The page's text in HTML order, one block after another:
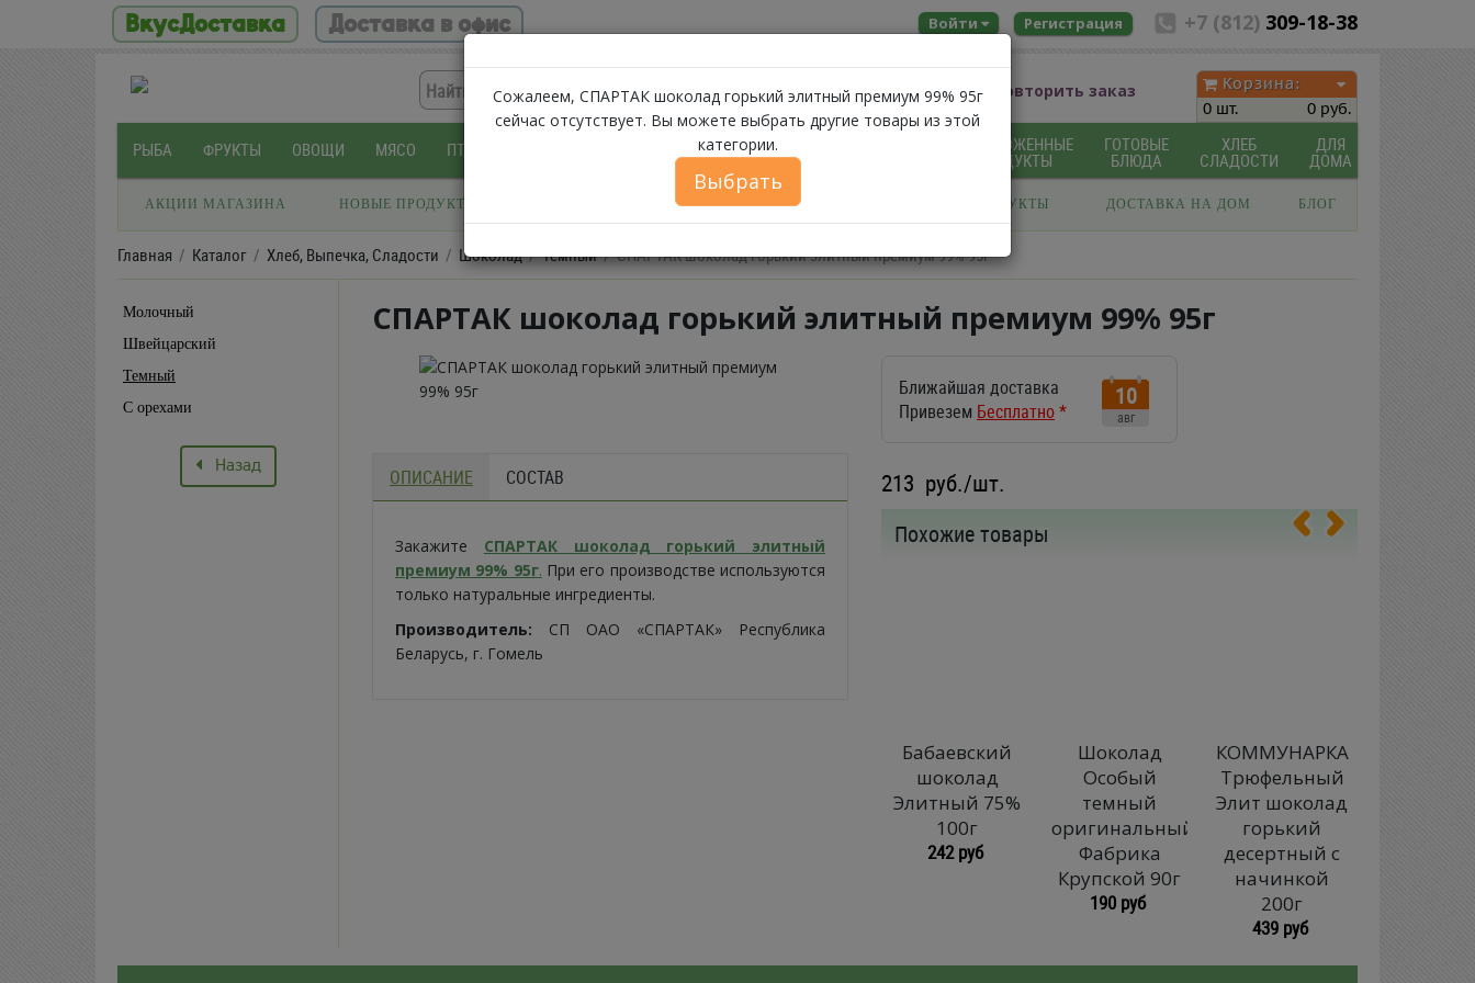
ВкусДоставка Доставка в офис +7 (812) 309-18-38
Войти Регистрация
Помощь Повторить заказ
Корзина:
0 шт.
0 руб.
РЫБА ФРУКТЫ ОВОЩИ МЯСО ПТИЦА МОЛОЧНЫЕ
ПРОДУКТЫ
ЗАМОРОЖЕННЫЕ
ПРОДУКТЫ
ГОТОВЫЕ
БЛЮДА
ХЛЕБ
СЛАДОСТИ
ДЛЯ
ДОМА
АКЦИИ МАГАЗИНА НОВЫЕ ПРОДУКТЫ ФЕРМЕРСКИЕ ПРОДУКТЫ ИКРА БЕЛОРУССКИЕ ПРОДУКТЫ ДОСТАВКА НА ДОМ БЛОГ
Главная Каталог Хлеб, Выпечка, Сладости Шоколад Темный СПАРТАК шоколад горький элитный премиум 99% 95г
Молочный
Швейцарский
Темный
С орехами
Назад
Сожалеем, СПАРТАК шоколад горький элитный премиум 99% 95г
сейчас отсутствует. Вы можете выбрать другие товары из этой
категории.
Выбрать
СПАРТАК шоколад горький элитный премиум 99% 95г
ОПИСАНИЕ СОСТАВ
Закажите СПАРТАК шоколад горький элитный
премиум 99% 95г. При его производстве используются
только натуральные ингредиенты.
Производитель: СП ОАО «СПАРТАК» Республика
Беларусь, г. Гомель
Ближайшая доставка
Привезем Бесплатно*
10
авг
213 руб./шт.
Похожие товары
Бабаевский
шоколад
Элитный 75%
100г
242 руб
Шоколад
Особый
темный
оригинальный
Фабрика
Крупской 90г
190 руб
КОММУНАРКА
Трюфельный
Элит шоколад
горький
десертный с
начинкой
200г
439 руб
Пуща
398 руб